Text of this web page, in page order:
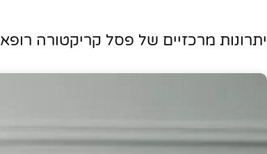
יתרונות מרכזיים של פסל קריקטורה רופא